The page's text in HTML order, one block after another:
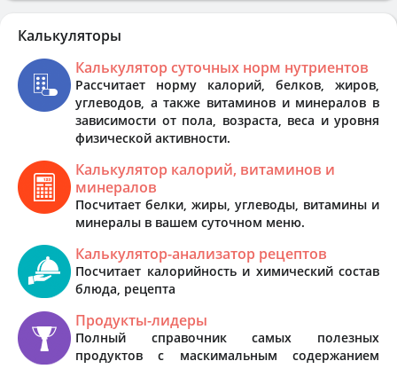
Калькуляторы
Калькулятор суточных норм нутриентов
Рассчитает норму калорий, белков, жиров,
углеводов, а также витаминов и минералов в
зависимости от пола, возраста, веса и уровня
физической активности.
Калькулятор калорий, витаминов и
минералов
Посчитает белки, жиры, углеводы, витамины и
минералы в вашем суточном меню.
Калькулятор-анализатор рецептов
Посчитает калорийность и химический состав
блюда, рецепта
Продукты-лидеры
Полный справочник самых полезных
продуктов с маскимальным содержанием